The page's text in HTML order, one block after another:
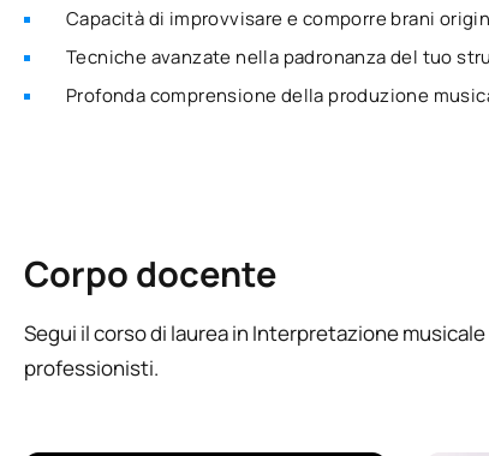
Capacità di improvvisare e comporre brani
Tecniche avanzate nella padronanza del tuo
Profonda comprensione della produzione
Corpo docente
Segui il corso di laurea in Interpretazione
professionisti.